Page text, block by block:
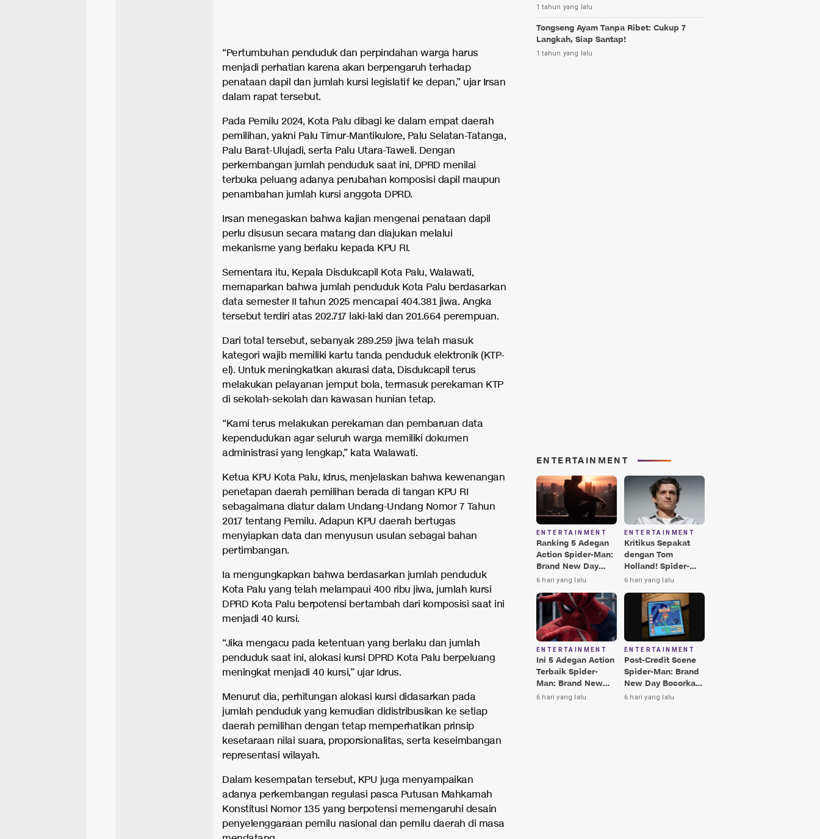
“Pertumbuhan penduduk dan perpindahan warga harus
menjadi perhatian karena akan berpengaruh terhadap
penataan dapil dan jumlah kursi legislatif ke depan,” ujar Irsan
dalam rapat tersebut.
Pada Pemilu 2024, Kota Palu dibagi ke dalam empat daerah
pemilihan, yakni Palu Timur-Mantikulore, Palu Selatan-Tatanga,
Palu Barat-Ulujadi, serta Palu Utara-Taweli. Dengan
perkembangan jumlah penduduk saat ini, DPRD menilai
terbuka peluang adanya perubahan komposisi dapil maupun
penambahan jumlah kursi anggota DPRD.
Irsan menegaskan bahwa kajian mengenai penataan dapil
perlu disusun secara matang dan diajukan melalui
mekanisme yang berlaku kepada KPU RI.
Sementara itu, Kepala Disdukcapil Kota Palu, Walawati,
memaparkan bahwa jumlah penduduk Kota Palu berdasarkan
data semester II tahun 2025 mencapai 404.381 jiwa. Angka
tersebut terdiri atas 202.717 laki-laki dan 201.664 perempuan.
Dari total tersebut, sebanyak 289.259 jiwa telah masuk
kategori wajib memiliki kartu tanda penduduk elektronik (KTP-
el). Untuk meningkatkan akurasi data, Disdukcapil terus
melakukan pelayanan jemput bola, termasuk perekaman KTP
di sekolah-sekolah dan kawasan hunian tetap.
“Kami terus melakukan perekaman dan pembaruan data
kependudukan agar seluruh warga memiliki dokumen
administrasi yang lengkap,” kata Walawati.
Ketua KPU Kota Palu, Idrus, menjelaskan bahwa kewenangan
penetapan daerah pemilihan berada di tangan KPU RI
sebagaimana diatur dalam Undang-Undang Nomor 7 Tahun
2017 tentang Pemilu. Adapun KPU daerah bertugas
menyiapkan data dan menyusun usulan sebagai bahan
pertimbangan.
Ia mengungkapkan bahwa berdasarkan jumlah penduduk
Kota Palu yang telah melampaui 400 ribu jiwa, jumlah kursi
DPRD Kota Palu berpotensi bertambah dari komposisi saat ini
menjadi 40 kursi.
“Jika mengacu pada ketentuan yang berlaku dan jumlah
penduduk saat ini, alokasi kursi DPRD Kota Palu berpeluang
meningkat menjadi 40 kursi,” ujar Idrus.
Menurut dia, perhitungan alokasi kursi didasarkan pada
jumlah penduduk yang kemudian didistribusikan ke setiap
daerah pemilihan dengan tetap memperhatikan prinsip
kesetaraan nilai suara, proporsionalitas, serta keseimbangan
representasi wilayah.
Dalam kesempatan tersebut, KPU juga menyampaikan
adanya perkembangan regulasi pasca Putusan Mahkamah
Konstitusi Nomor 135 yang berpotensi memengaruhi desain
penyelenggaraan pemilu nasional dan pemilu daerah di masa
1 tahun yang lalu
Tongseng Ayam Tanpa Ribet: Cukup 7
Langkah, Siap Santap!
1 tahun yang lalu
ENTERTAINMENT
ENTERTAINMENT
Ranking 5 Adegan
Action Spider-Man:
Brand New Day
Terbaik, Nomor 3
6 hari yang lalu
ENTERTAINMENT
Kritikus Sepakat
dengan Tom
Holland! Spider-
Man: Brand New
Terbaik Era MCU
6 hari yang lalu
ENTERTAINMENT
Ini 5 Adegan Action
Terbaik Spider-
Man: Brand New
Day, Ada Hulk vs
6 hari yang lalu
ENTERTAINMENT
Post-Credit Scene
Spider-Man: Brand
New Day Bocorkan
Lokasi Peter di Luar
6 hari yang lalu